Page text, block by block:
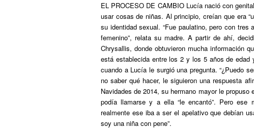
EL PROCESO DE CAMBIO Lucía nació con
usar cosas de niñas. Al principio, creían que era
su identidad sexual. “Fue paulatino, pero con
femenino”, relata su madre. A partir de ahí,
Chrysallis, donde obtuvieron mucha información
está establecida entre los 2 y los 5 años de edad
cuando a Lucía le surgió una pregunta. “¿Puedo
no saber qué hacer, le siguieron una respuesta
Navidades de 2014, su hermano mayor le
podía llamarse y a ella “le encantó”. Pero
realmente ese iba a ser el apelativo que debían
soy una niña con pene”.